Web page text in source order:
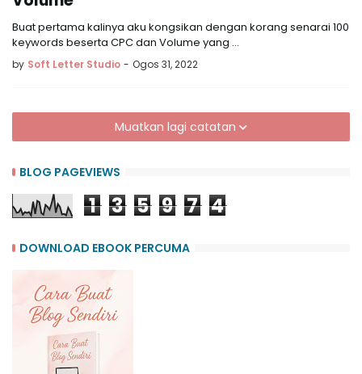
Buat pertama kalinya aku kongsikan dengan korang senarai 100
keywords beserta CPC dan Volume yang …
by Soft Letter Studio - Ogos 31, 2022
Muatkan lagi catatan
BLOG PAGEVIEWS
1 3 5 9 7 4
DOWNLOAD EBOOK PERCUMA